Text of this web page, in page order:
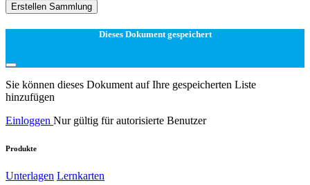
Erstellen Sammlung
Dieses Dokument gespeichert
Sie können dieses Dokument auf Ihre gespeicherten Liste
hinzufügen
Einloggen Nur gültig für autorisierte Benutzer
Produkte
Unterlagen Lernkarten